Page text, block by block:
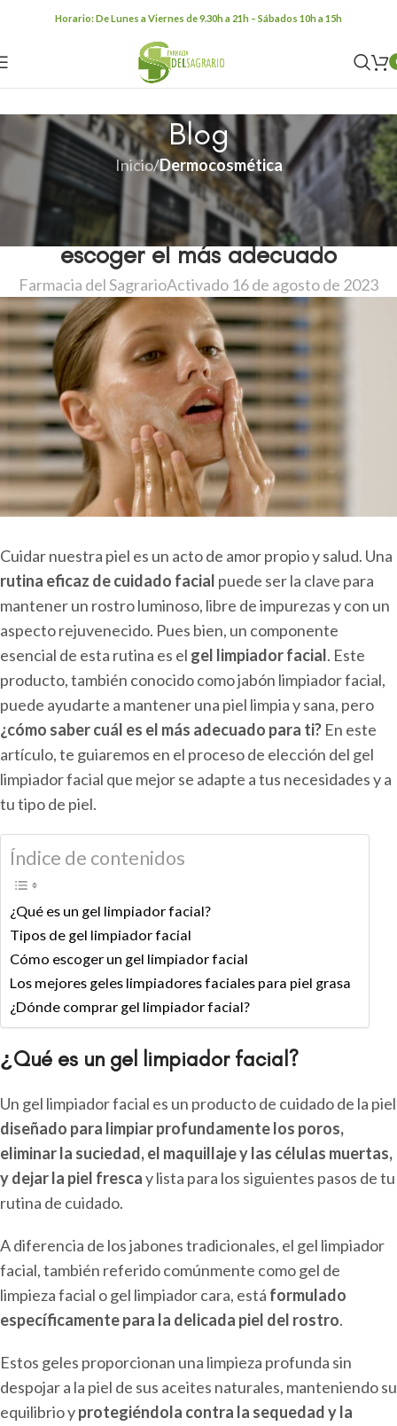
Skip to navigationSkip to main content
Horario: De Lunes a Viernes de 9.30h a 21h – Sábados 10h a 15h
Blog
Inicio/Dermocosmética
DERMOCOSMÉTICA
Gel limpiador facial: te ayudamos a
escoger el más adecuado
Farmacia del SagrarioActivado 16 de agosto de 2023
Cuidar nuestra piel es un acto de amor propio y salud. Una
rutina eficaz de cuidado facial puede ser la clave para
mantener un rostro luminoso, libre de impurezas y con un
aspecto rejuvenecido. Pues bien, un componente
esencial de esta rutina es el gel limpiador facial. Este
producto, también conocido como jabón limpiador facial,
puede ayudarte a mantener una piel limpia y sana, pero
¿cómo saber cuál es el más adecuado para ti? En este
artículo, te guiaremos en el proceso de elección del gel
limpiador facial que mejor se adapte a tus necesidades y a
tu tipo de piel.
Índice de contenidos
¿Qué es un gel limpiador facial?
Tipos de gel limpiador facial
Cómo escoger un gel limpiador facial
Los mejores geles limpiadores faciales para piel grasa
¿Dónde comprar gel limpiador facial?
¿Qué es un gel limpiador facial?
Un gel limpiador facial es un producto de cuidado de la piel
diseñado para limpiar profundamente los poros,
eliminar la suciedad, el maquillaje y las células muertas,
y dejar la piel frescay lista para los siguientes pasos de tu
rutina de cuidado.
A diferencia de los jabones tradicionales, el gel limpiador
facial, también referido comúnmente como gel de
limpieza facial o gel limpiador cara, está formulado
específicamente para la delicada piel del rostro.
Estos geles proporcionan una limpieza profunda sin
despojar a la piel de sus aceites naturales, manteniendo su
equilibrio yprotegiéndola contra la sequedad y la